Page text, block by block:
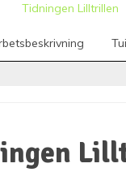
Tidningen Lilltrillen